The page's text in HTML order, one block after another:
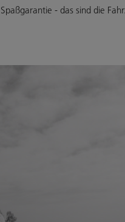
- das sind die